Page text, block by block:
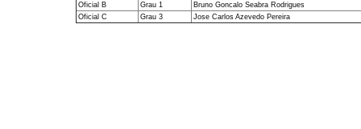
Oficial B
Grau 1
Bruno Goncalo Seabra Rodrigues
Oficial C
Grau 3 Jose Carlos Azevedo Pereira